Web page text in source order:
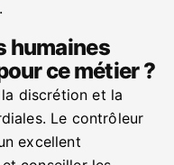
.
humaines
ce métier ?
discrétion et la
Le contrôleur
excellent